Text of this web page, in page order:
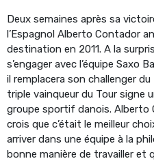
Deux semaines après sa
l’Espagnol Alberto Contador
destination en 2011. A la
s’engager avec l’équipe Saxo
il remplacera son challenger
triple vainqueur du Tour signe
groupe sportif danois. Alberto
crois que c’était le meilleur
arriver dans une équipe à la
bonne manière de travailler et